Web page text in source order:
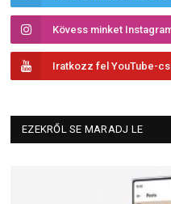
Kövess minket
Iratkozz fel YouTube-
EZEKRŐL SE MARADJ LE